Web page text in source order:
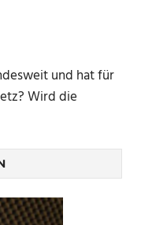
und hat für
Wird die